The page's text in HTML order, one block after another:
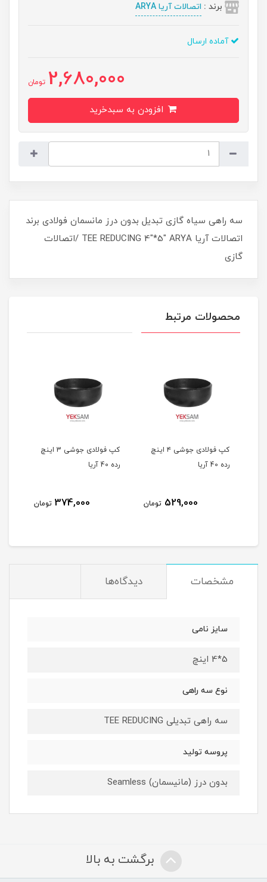
برند : اتصالات آریا ARYA
آماده ارسال
2,680,000 تومان
سه راهی سیاه گازی تبدیل بدون درز مانسمان فولادی برند
اتصالات آریا TEE REDUCING 4"*5" ARYA /اتصالات
گازی
محصولات مرتبط
کپ فولادی جوشی ۴ اینچ
رده 40 آریا
529,000 تومان
کپ فولادی جوشی 3 اینچ
رده 40 آریا
374,000 تومان
مشخصات دیدگاه‌ها
سایز نامی
5*4 اینچ
نوع سه راهی
سه راهی تبدیلی TEE REDUCING
پروسه تولید
بدون درز (مانیسمان) Seamless
برگشت به بالا